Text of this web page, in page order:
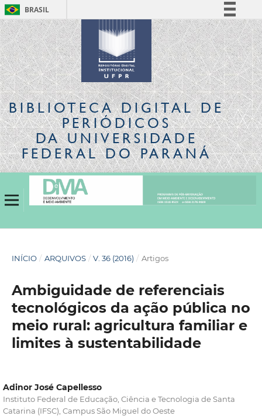
BRASIL
Simplifique!
Comunica BR
Participe
Acesso à informação
Legislação
Canais
BIBLIOTECA DIGITALDE
PERIÓDICOS
DA UNIVERSIDADE
FEDERAL DO PARANÁ
INÍCIO / ARQUIVOS / V. 36 (2016) / Artigos
Ambiguidade de referenciais
tecnológicos da ação pública no
meio rural: agricultura familiar e
limites à sustentabilidade
Adinor José Capellesso
Instituto Federal de Educação, Ciência e Tecnologia de Santa
Catarina (IFSC), Campus São Miguel do Oeste